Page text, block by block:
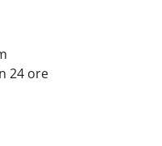
24 ore